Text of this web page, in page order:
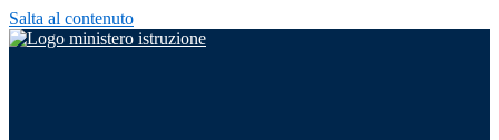
Salta al contenuto